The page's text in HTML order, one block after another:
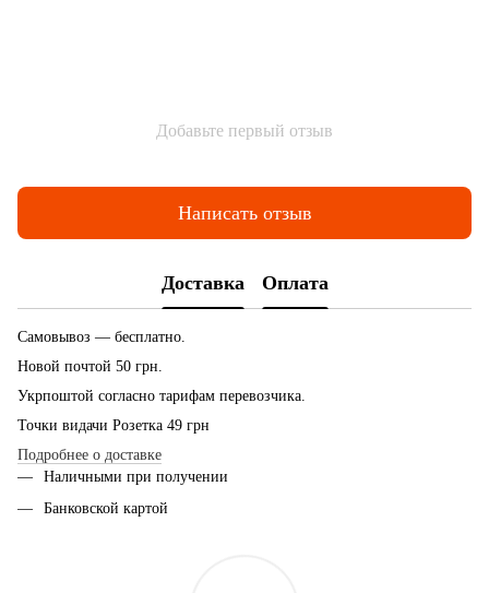
Добавьте первый отзыв
Написать отзыв
Доставка Оплата
Самовывоз — бесплатно.
Новой почтой 50 грн.
Укрпоштой согласно тарифам перевозчика.
Точки видачи Розетка 49 грн
Подробнее о доставке
Наличными при получении
Банковской картой